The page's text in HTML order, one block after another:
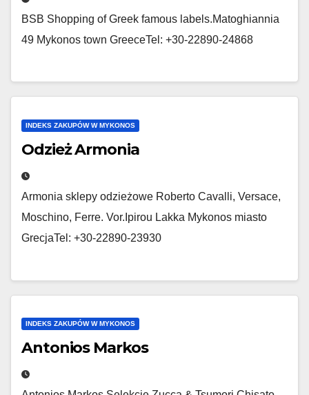
BSB Shopping of Greek famous labels.Matoghiannia
49 Mykonos town GreeceTel: +30-22890-24868
INDEKS ZAKUPÓW W MYKONOS
Odzież Armonia
Armonia sklepy odzieżowe Roberto Cavalli, Versace,
Moschino, Ferre. Vor.Ipirou Lakka Mykonos miasto
GrecjaTel: +30-22890-23930
INDEKS ZAKUPÓW W MYKONOS
Antonios Markos